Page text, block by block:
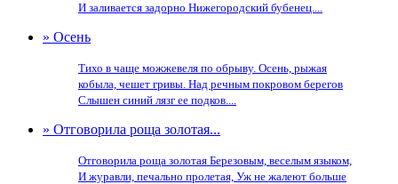
И заливается задорно Нижегородский бубенец....
» Осень
Тихо в чаще можжевеля по обрыву. Осень, рыжая
кобыла, чешет гривы. Над речным покровом берегов
Слышен синий лязг ее подков....
» Отговорила роща золотая...
Отговорила роща золотая Березовым, веселым языком,
И журавли, печально пролетая, Уж не жалеют больше